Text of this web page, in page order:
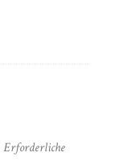
Erforderliche